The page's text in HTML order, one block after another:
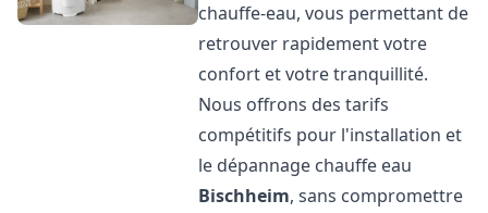
chauffe-eau, vous permettant de
retrouver rapidement votre
confort et votre tranquillité.
Nous offrons des tarifs
compétitifs pour l'installation et
le dépannage chauffe eau
Bischheim, sans compromettre